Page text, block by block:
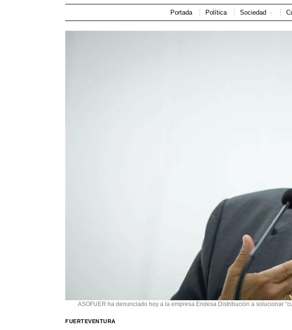
Portada Política Sociedad
ASOFUER ha denunciado hoy a la empresa Endesa Distribución a solucionar
FUERTEVENTURA